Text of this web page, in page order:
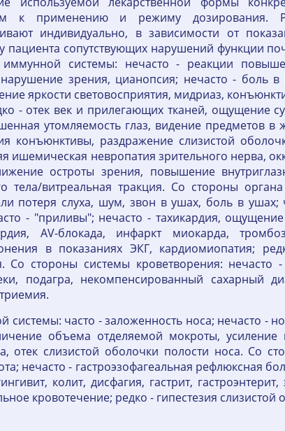
к применению и режиму дозирования.
индивидуально, в зависимости от
пациента сопутствующих нарушений функции
системы: нечасто - реакции
зрения, цианопсия; нечасто - боль
яркости световосприятия, мидриаз,
- отек век и прилегающих тканей, ощущение
утомляемость глаз, видение предметов
конъюнктивы, раздражение слизистой
ишемическая невропатия зрительного нерва,
остроты зрения, повышение
тела/витреальная тракция. Со стороны
потеря слуха, шум, звон в ушах, боль в ушах;
- "приливы"; нечасто - тахикардия,
AV-блокада, инфаркт миокарда,
в показаниях ЭКГ, кардиомиопатия;
Со стороны системы кроветворения:
подагра, некомпенсированный сахарный
системы: часто - заложенность носа; нечасто -
объема отделяемой мокроты,
отек слизистой оболочки полости носа. Со
нечасто - гастроэзофагеальная рефлюксная
колит, дисфагия, гастрит,
кровотечение; редко - гипестезия слизистой